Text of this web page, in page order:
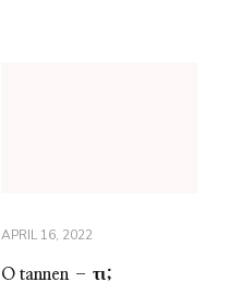
APRIL 16, 2022
O tannen – τι;